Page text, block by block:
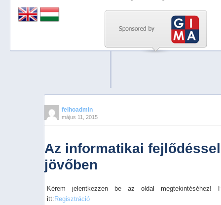
felhoadmin
május 11, 2015
Az informatikai
jövőben
Kérem jelentkezzen be az oldal megtekintéséhez!
itt: Regisztráció